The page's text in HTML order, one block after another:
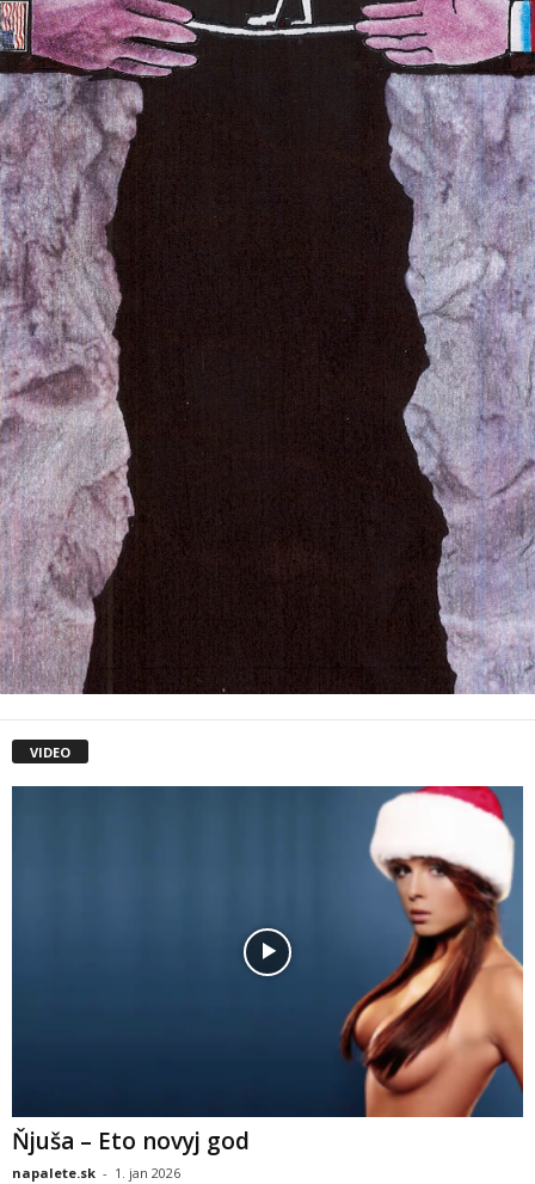
VIDEO
Ňjuša – Eto novyj god
napalete.sk - 1. jan 2026